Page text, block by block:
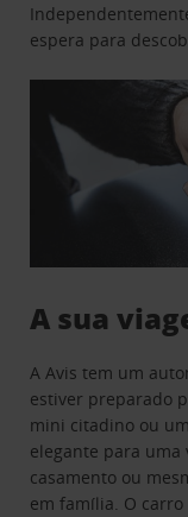
espera para
A sua
A Avis tem um
estiver preparado
mini citadino ou
elegante para uma
casamento ou
em família. O